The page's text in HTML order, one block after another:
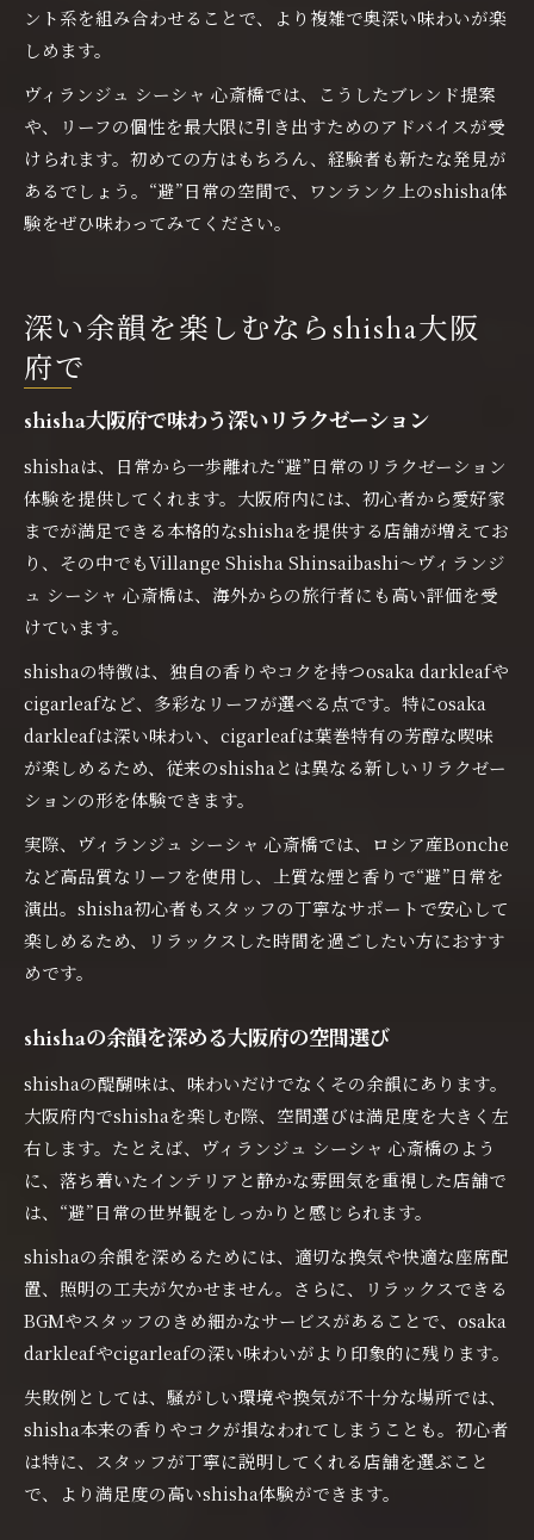
ント系を組み合わせることで、より複雑で奥深い味わいが楽
しめます。
ヴィランジュ シーシャ 心斎橋では、こうしたブレンド提案
や、リーフの個性を最大限に引き出すためのアドバイスが受
けられます。初めての方はもちろん、経験者も新たな発見が
あるでしょう。“避”日常の空間で、ワンランク上のshisha体
験をぜひ味わってみてください。
深い余韻を楽しむならshisha大阪
府で
shisha大阪府で味わう深いリラクゼーション
shishaは、日常から一歩離れた“避”日常のリラクゼーション
体験を提供してくれます。大阪府内には、初心者から愛好家
までが満足できる本格的なshishaを提供する店舗が増えてお
り、その中でもVillange Shisha Shinsaibashi〜ヴィランジ
ュ シーシャ 心斎橋は、海外からの旅行者にも高い評価を受
けています。
shishaの特徴は、独自の香りやコクを持つosaka darkleafや
cigarleafなど、多彩なリーフが選べる点です。特にosaka
darkleafは深い味わい、cigarleafは葉巻特有の芳醇な喫味
が楽しめるため、従来のshishaとは異なる新しいリラクゼー
ションの形を体験できます。
実際、ヴィランジュ シーシャ 心斎橋では、ロシア産Bonche
など高品質なリーフを使用し、上質な煙と香りで“避”日常を
演出。shisha初心者もスタッフの丁寧なサポートで安心して
楽しめるため、リラックスした時間を過ごしたい方におすす
めです。
shishaの余韻を深める大阪府の空間選び
shishaの醍醐味は、味わいだけでなくその余韻にあります。
大阪府内でshishaを楽しむ際、空間選びは満足度を大きく左
右します。たとえば、ヴィランジュ シーシャ 心斎橋のよう
に、落ち着いたインテリアと静かな雰囲気を重視した店舗で
は、“避”日常の世界観をしっかりと感じられます。
shishaの余韻を深めるためには、適切な換気や快適な座席配
置、照明の工夫が欠かせません。さらに、リラックスできる
BGMやスタッフのきめ細かなサービスがあることで、osaka
darkleafやcigarleafの深い味わいがより印象的に残ります。
失敗例としては、騒がしい環境や換気が不十分な場所では、
shisha本来の香りやコクが損なわれてしまうことも。初心者
は特に、スタッフが丁寧に説明してくれる店舗を選ぶこと
で、より満足度の高いshisha体験ができます。